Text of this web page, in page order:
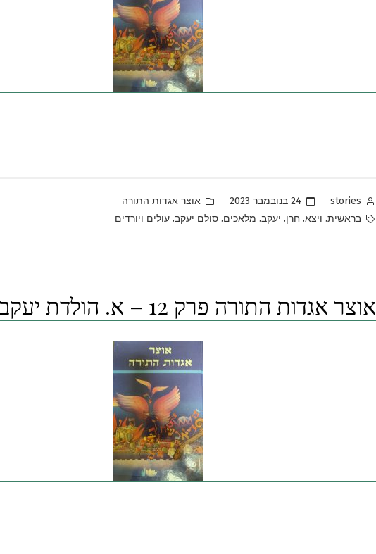
Posted
by
stories 24 בנובמבר 2023
Posted
in
אוצר אגדות התורה
Tags:
בראשית, ויצא, חרן, יעקב, מלאכים, סולם יעקב, עולים ויורדים
אוצר אגדות התורה פרק 12 – א. הולדת יעקב ועשיו